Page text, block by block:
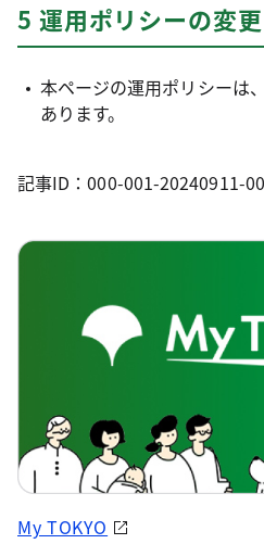
5 運用ポリシーの変
本ページの運用ポリシーは
あります。
記事ID：000-001-20240911-
My TOKYO